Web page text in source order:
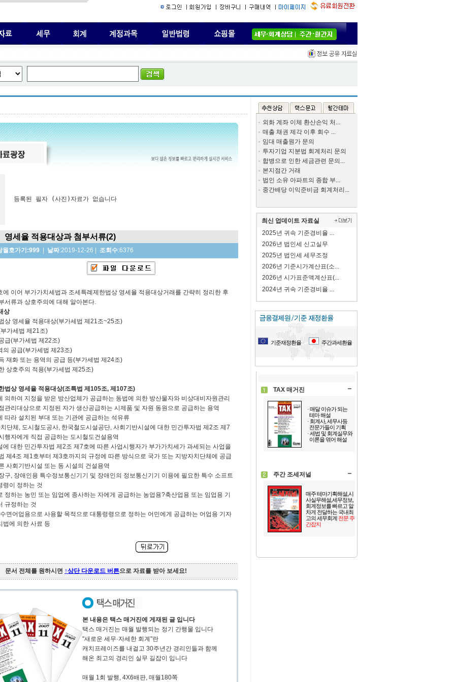
등록된 필자 (사진)자료가 없습니다
영세율 적용대상과 첨부서류(2)
월호가기:999 날짜:2019-12-26 조회수:6376
에 이어 부가가치세법과 조세특례제한법상 영세율 적용대상거래를 간략히 정리한 후
서류과 상호주의에 대해 알아본다.
상
상 영세율 적용대상(부가세법 제21조~25조)
가세법 제21조)
급(부가세법 제22조)
공급(부가세법 제23조)
재화 또는 용역의 공급 등(부가세법 제24조)
상호주의 적용(부가세법 제25조)
법상 영세율 적용대상(조특법 제105조, 제107조)
의하여 지정을 받은 방산업체가 공급하는 동법에 의한 방산물자와 비상대비자원관리
관리대상으로 지정된 자가 생산공급하는 시제품 및 자원 동원으로 공급하는 용역
따라 설치된 부대 또는 기관에 공급하는 석유류
단체, 도시철도공사, 한국철도시설공단, 사회기반시설에 대한 민간투자법 제2조 제7
행자에게 직접 공급하는 도시철도건설용역
대한 민간투자법 제2조 제7호에 따른 사업시행자가 부가가치세가 과세되는 사업을
제4조 제1호부터 제3호까지의 규정에 따른 방식으로 국가 또는 지방자치단체에 공급
사회기반시설 또는 동 시설의 건설용역
구, 장애인용 특수정보통신기기 및 장애인의 정보통신기기 이용에 필요한 특수 소프트
령이 정하는 것
하는 농민 또는 임업에 종사하는 자에게 공급하는 농업용?축산업용 또는 임업용 기
규정하는 것
면어업용으로 사용할 목적으로 대통령령으로 정하는 어민에게 공급하는 어업용 기자
법에 의한 사료 등
문서 전체를 원하시면 ↑상단 다운로드 버튼으로 자료를 받아 보세요!
본 내용은 택스 매거진에 게재된 글 입니다
택스 매거진는 매월 발행되는 정기 간행물 입니다
"새로운 세무·자세한 회계"란
캐치프레이즈를 내걸고 30주년간 경리인들과 함께
해온 최고의 경리인 실무 길잡이 입니다
매월 1회 발행, 4X6배판, 매월180쪽
외화 계좌 이체 환산손익 처...
매출 채권 제각 이후 회수 ...
임대 매출원가 문의
투자기업 지분법 회계처리 문의
합병으로 인한 세금관련 문의...
본지점간 거래
법인 소유 아파트의 종합 부...
중간배당 이익준비금 회계처리...
최신 업데이트 자료실
2025년 귀속 기준경비율 ...
2026년 법인세 신고실무
2025년 법인세 세무조정
2026년 기준시가계산표(소...
2026년 시가표준액계산표(...
2024년 귀속 기준경비율 ...
기준재정환율 주간과세환율
TAX 매거진
· 매달 이슈가 되는
테마 해설
· 회계사, 세무사등
전문가들이 기획
· 세법 및 회계실무와
이론을 엮어 해설
주간 조세저널
매주 테마기획해설,시
사실무해설,세무정보,
회계정보를 빠르고 알
차게 전달하는 국내최
고의 세무회계 전문 주
간잡지